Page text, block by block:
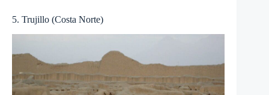
5. Trujillo (Costa Norte)